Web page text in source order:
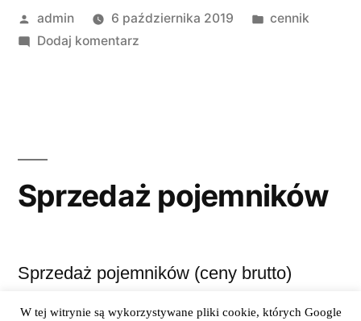
admin 6 października 2019
cennik
Dodaj komentarz
Sprzedaż pojemników
Sprzedaż pojemników (ceny brutto)
W tej witrynie są wykorzystywane pliki cookie, których Google